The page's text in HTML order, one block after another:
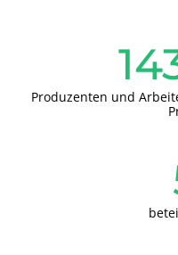
(Koreanisch)
Amerika
Produzenten und